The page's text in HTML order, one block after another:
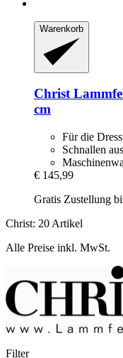
Warenkorb
Christ
cm
Für die
Schnallen
€ 145,99
Gratis Zustellung
Christ: 20 Artikel
Alle Preise inkl. MwSt.
Filter